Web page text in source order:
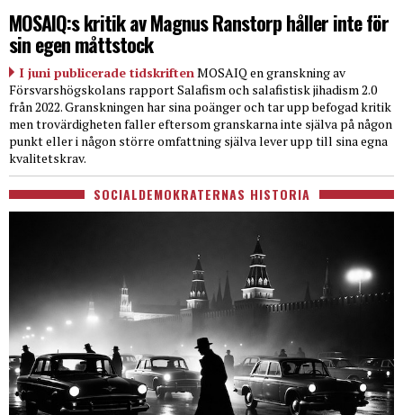
MOSAIQ:s kritik av Magnus Ranstorp håller inte för
sin egen måttstock
I juni publicerade tidskriften MOSAIQ en granskning av
Försvarshögskolans rapport Salafism och salafistisk jihadism 2.0
från 2022. Granskningen har sina poänger och tar upp befogad kritik
men trovärdigheten faller eftersom granskarna inte själva på någon
punkt eller i någon större omfattning själva lever upp till sina egna
kvalitetskrav.
SOCIALDEMOKRATERNAS HISTORIA